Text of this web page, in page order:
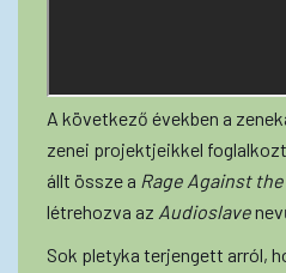
A következő években a
zenei projektjeikkel
állt össze a Rage Against
létrehozva az Audioslave
Sok pletyka terjengett arról,